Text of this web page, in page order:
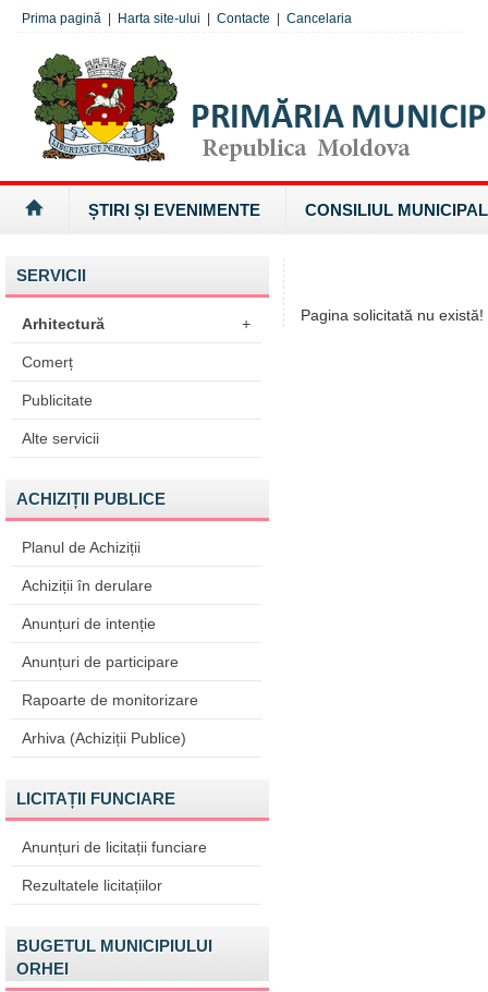
Prima pagină Harta site-ului Contacte Cancelaria
ȘTIRI ȘI EVENIMENTE CONSILIUL MUNICIPAL
SERVICII
Arhitectură +
Comerț
Publicitate
Alte servicii
ACHIZIȚII PUBLICE
Planul de Achiziții
Achiziții în derulare
Anunțuri de intenție
Anunțuri de participare
Rapoarte de monitorizare
Arhiva (Achiziții Publice)
LICITAȚII FUNCIARE
Anunțuri de licitații funciare
Rezultatele licitațiilor
BUGETUL MUNICIPIULUI
ORHEI
Pagina solicitată nu există!